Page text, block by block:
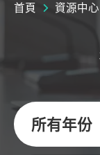
首頁 資源中心
所有年份